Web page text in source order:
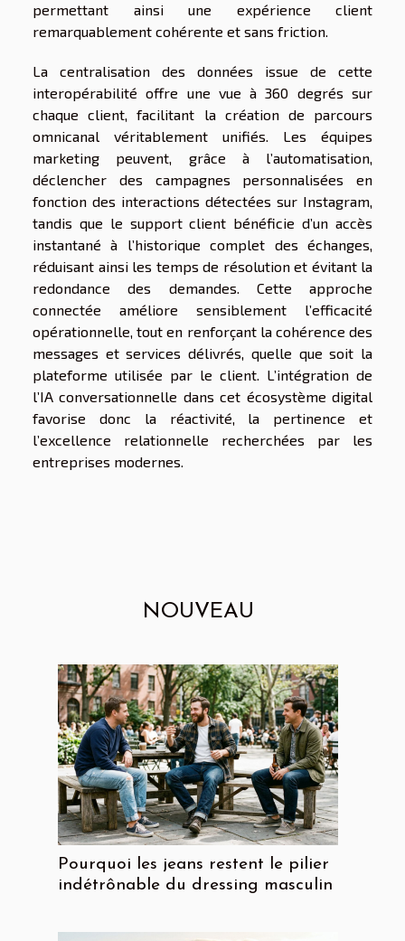
permettant ainsi une expérience client
remarquablement cohérente et sans friction.
La centralisation des données issue de cette
interopérabilité offre une vue à 360 degrés sur
chaque client, facilitant la création de parcours
omnicanal véritablement unifiés. Les équipes
marketing peuvent, grâce à l’automatisation,
déclencher des campagnes personnalisées en
fonction des interactions détectées sur Instagram,
tandis que le support client bénéficie d’un accès
instantané à l’historique complet des échanges,
réduisant ainsi les temps de résolution et évitant la
redondance des demandes. Cette approche
connectée améliore sensiblement l’efficacité
opérationnelle, tout en renforçant la cohérence des
messages et services délivrés, quelle que soit la
plateforme utilisée par le client. L’intégration de
l’IA conversationnelle dans cet écosystème digital
favorise donc la réactivité, la pertinence et
l’excellence relationnelle recherchées par les
entreprises modernes.
NOUVEAU
Pourquoi les jeans restent le pilier
indétrônable du dressing masculin